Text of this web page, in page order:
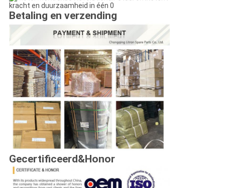
Betaling en verzending
Gecertificeerd&Honor